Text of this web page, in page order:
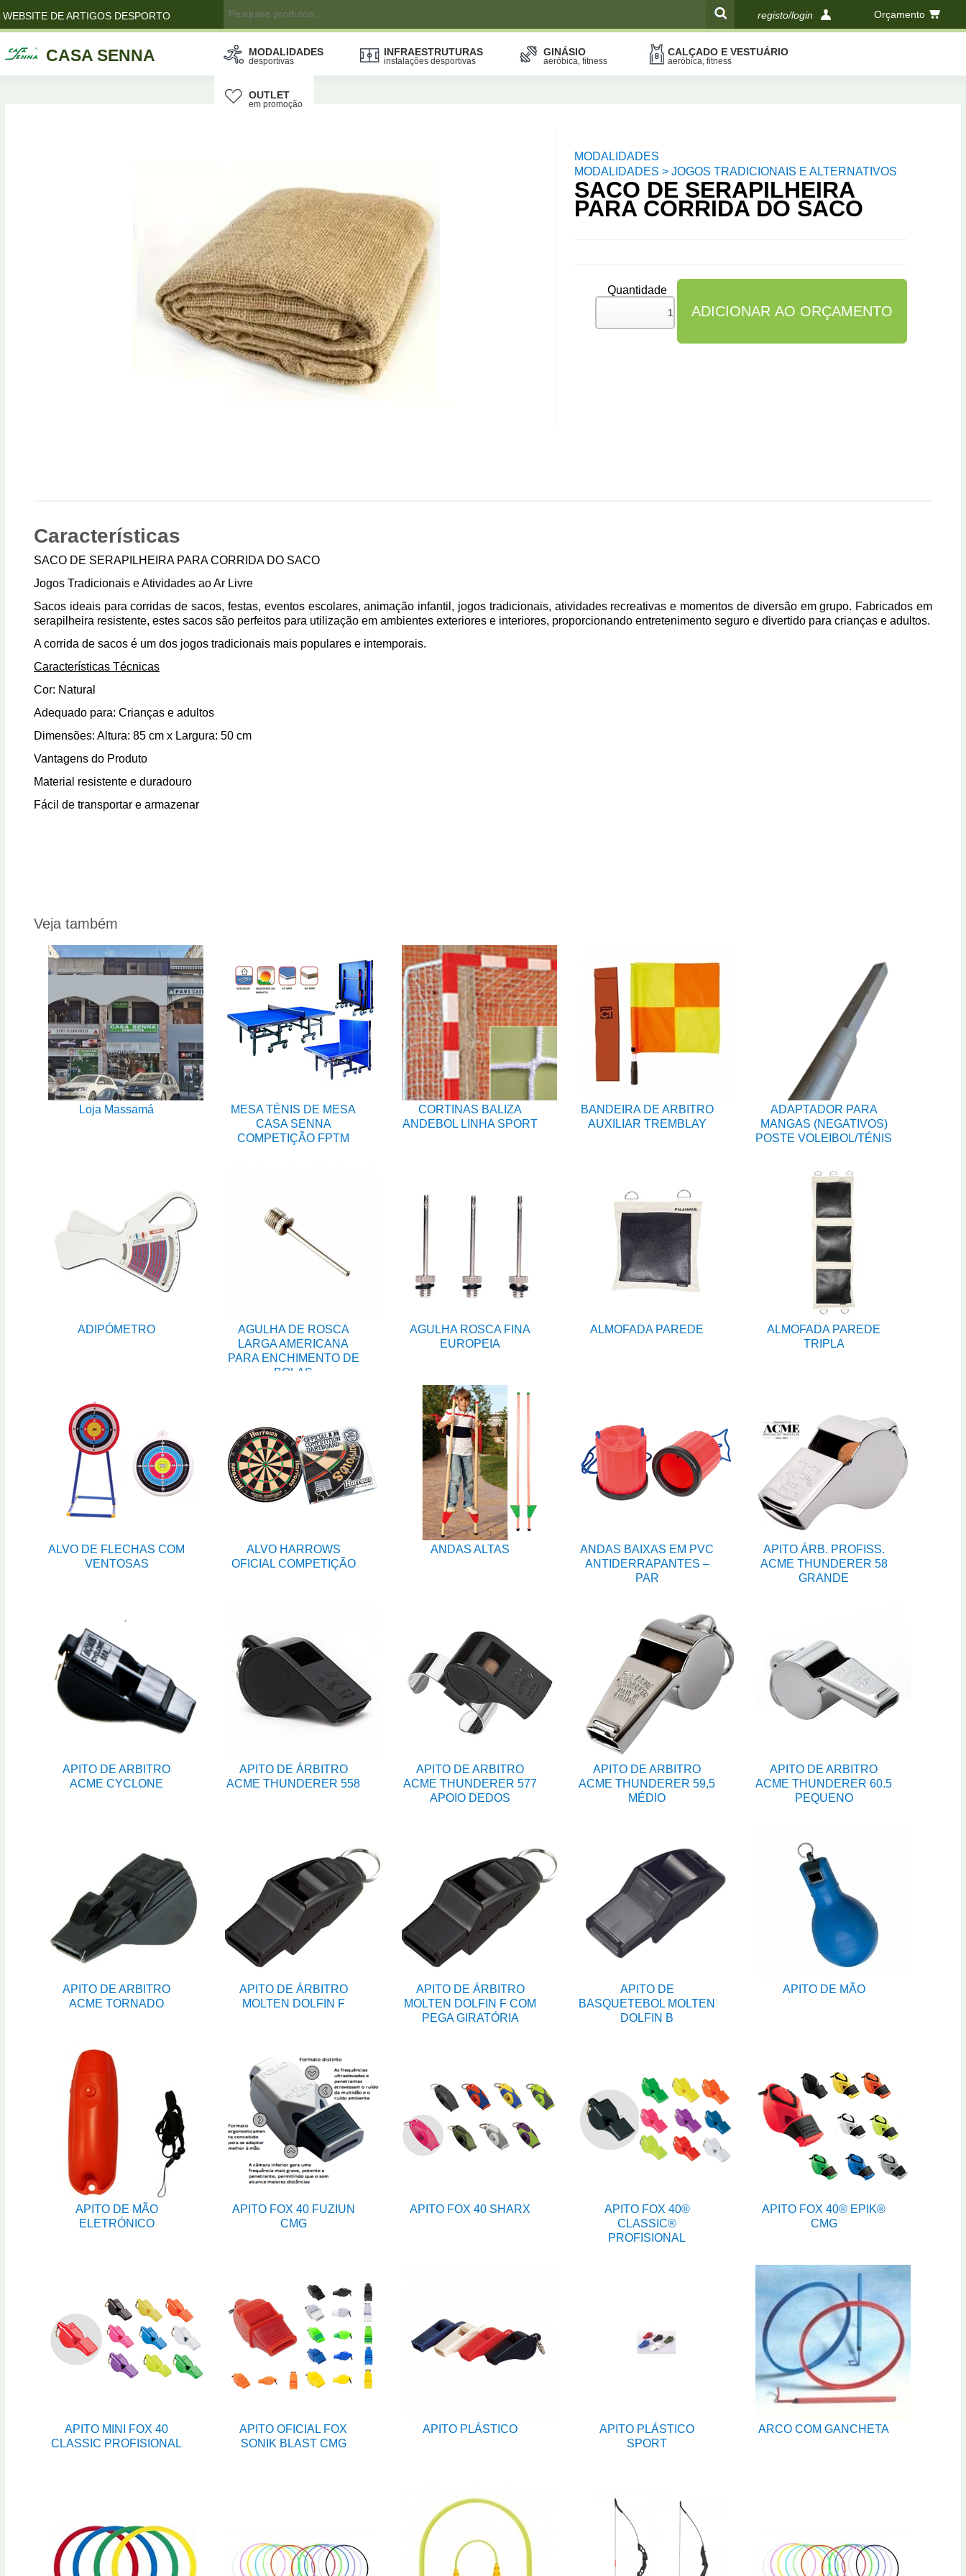
WEBSITE DE ARTIGOS DESPORTO registo/login Orçamento
CASA SENNA MODALIDADES
desportivas
INFRAESTRUTURAS
instalações desportivas
GINÁSIO
aeróbica, fitness
CALÇADO E VESTUÁRIO
aeróbica, fitness
OUTLET
em promoção
MODALIDADES
MODALIDADES > JOGOS TRADICIONAIS E ALTERNATIVOS
SACO DE SERAPILHEIRA
PARA CORRIDA DO SACO
Quantidade
Características
SACO DE SERAPILHEIRA PARA CORRIDA DO SACO
Jogos Tradicionais e Atividades ao Ar Livre
Sacos ideais para corridas de sacos, festas, eventos escolares, animação infantil, jogos tradicionais, atividades recreativas e momentos de diversão em grupo. Fabricados em
serapilheira resistente, estes sacos são perfeitos para utilização em ambientes exteriores e interiores, proporcionando entretenimento seguro e divertido para crianças e adultos.
A corrida de sacos é um dos jogos tradicionais mais populares e intemporais.
Características Técnicas
Cor: Natural
Adequado para: Crianças e adultos
Dimensões: Altura: 85 cm x Largura: 50 cm
Vantagens do Produto
Material resistente e duradouro
Fácil de transportar e armazenar
Veja também
Loja Massamá
MESA TÉNIS DE MESA
CASA SENNA
COMPETIÇÃO FPTM
CORTINAS BALIZA
ANDEBOL LINHA SPORT
BANDEIRA DE ARBITRO
AUXILIAR TREMBLAY
ADAPTADOR PARA
MANGAS (NEGATIVOS)
POSTE VOLEIBOL/TÉNIS
ADIPÓMETRO
AGULHA DE ROSCA
LARGA AMERICANA
PARA ENCHIMENTO DE
BOLAS
AGULHA ROSCA FINA
EUROPEIA
ALMOFADA PAREDE
ALMOFADA PAREDE
TRIPLA
ALVO DE FLECHAS COM
VENTOSAS
ALVO HARROWS
OFICIAL COMPETIÇÃO
ANDAS ALTAS
ANDAS BAIXAS EM PVC
ANTIDERRAPANTES –
PAR
APITO ÁRB. PROFISS.
ACME THUNDERER 58
GRANDE
APITO DE ARBITRO
ACME CYCLONE
APITO DE ÁRBITRO
ACME THUNDERER 558
APITO DE ARBITRO
ACME THUNDERER 577
APOIO DEDOS
APITO DE ARBITRO
ACME THUNDERER 59,5
MÉDIO
APITO DE ARBITRO
ACME THUNDERER 60.5
PEQUENO
APITO DE ARBITRO
ACME TORNADO
APITO DE ÁRBITRO
MOLTEN DOLFIN F
APITO DE ÁRBITRO
MOLTEN DOLFIN F COM
PEGA GIRATÓRIA
APITO DE
BASQUETEBOL MOLTEN
DOLFIN B
APITO DE MÃO
APITO DE MÃO
ELETRÓNICO
APITO FOX 40 FUZIUN
CMG
APITO FOX 40 SHARX
APITO FOX 40®
CLASSIC®
PROFISIONAL
APITO FOX 40® EPIK®
CMG
APITO MINI FOX 40
CLASSIC PROFISIONAL
APITO OFICIAL FOX
SONIK BLAST CMG
APITO PLÁSTICO
APITO PLÁSTICO
SPORT
ARCO COM GANCHETA